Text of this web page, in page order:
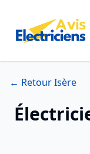
← Retour Isère